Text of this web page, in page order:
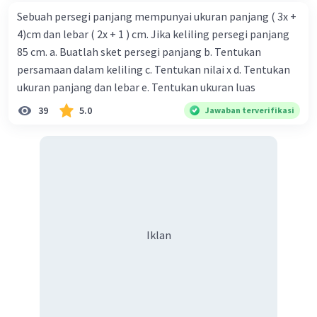
Sebuah persegi panjang mempunyai ukuran panjang ( 3x +
4)cm dan lebar ( 2x + 1 ) cm. Jika keliling persegi panjang
85 cm. a. Buatlah sket persegi panjang b. Tentukan
persamaan dalam keliling c. Tentukan nilai x d. Tentukan
ukuran panjang dan lebar e. Tentukan ukuran luas
39 5.0 Jawaban terverifikasi
Iklan